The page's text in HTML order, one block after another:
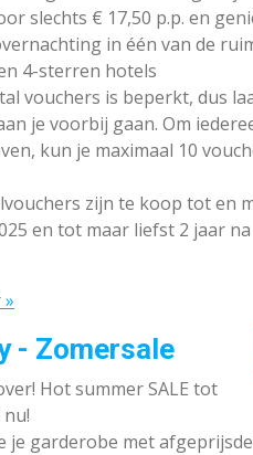
slechts € 17,50 p.p. en
in één van de
4-sterren hotels
vouchers is beperkt, dus
je voorbij gaan. Om
kun je maximaal 10
zijn te koop tot en
en tot maar liefst 2 jaar
- Zomersale
Hot summer SALE tot
je garderobe met afgeprijsde